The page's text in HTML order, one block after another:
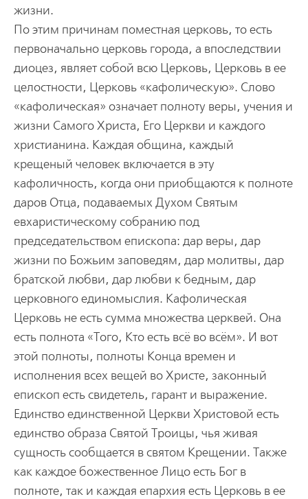
жизни.
По этим причинам поместная церковь, то есть
первоначально церковь города, а впоследствии
диоцез, являет собой всю Церковь, Церковь в ее
целостности, Церковь «кафолическую». Слово
«кафолическая» означает полноту веры, учения и
жизни Самого Христа, Его Церкви и каждого
христианина. Каждая община, каждый
крещеный человек включается в эту
кафоличность, когда они приобщаются к полноте
даров Отца, подаваемых Духом Святым
евхаристическому собранию под
председательством епископа: дар веры, дар
жизни по Божьим заповедям, дар молитвы, дар
братской любви, дар любви к бедным, дар
церковного единомыслия. Кафолическая
Церковь не есть сумма множества церквей. Она
есть полнота «Того, Кто есть всё во всём». И вот
этой полноты, полноты Конца времен и
исполнения всех вещей во Христе, законный
епископ есть свидетель, гарант и выражение.
Единство единственной Церкви Христовой есть
единство образа Святой Троицы, чья живая
сущность сообщается в святом Крещении. Также
как каждое божественное Лицо есть Бог в
полноте, так и каждая епархия есть Церковь в ее